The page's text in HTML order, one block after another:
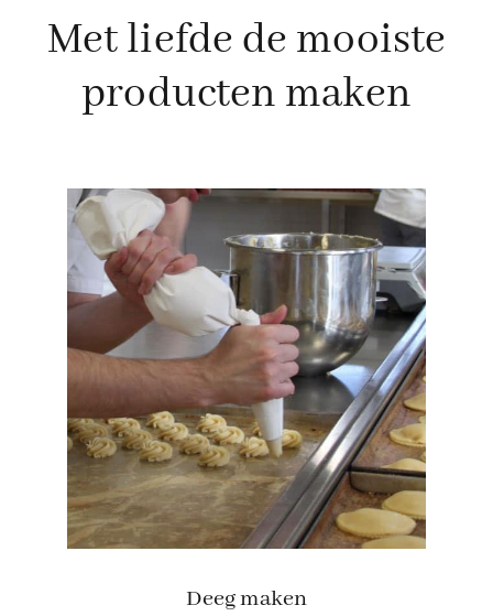
Met liefde de mooiste
producten maken
Deeg maken